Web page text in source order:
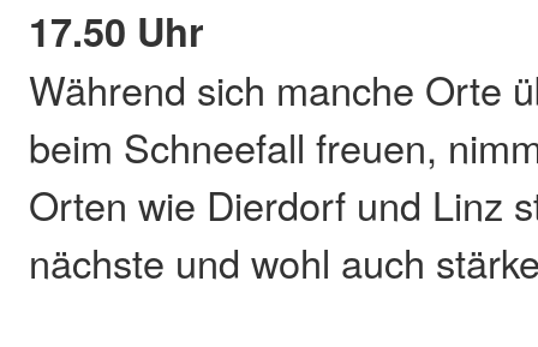
17.50 Uhr
Während sich manche Orte
beim Schneefall freuen,
Orten wie Dierdorf und Linz
nächste und wohl auch